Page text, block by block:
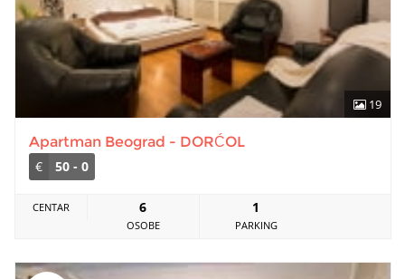
19
Apartman Beograd - DORĆOL
€
50 - 0
CENTAR 6
OSOBE
1
PARKING